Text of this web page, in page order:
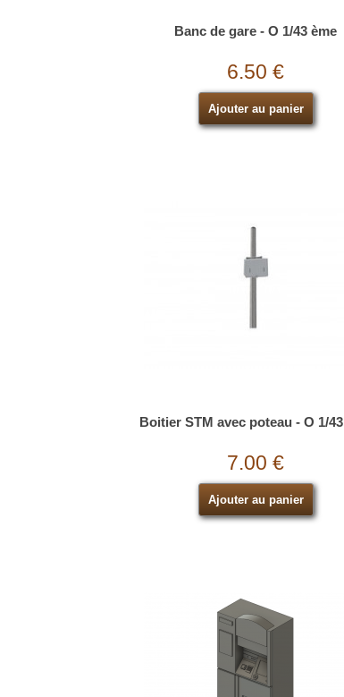
Banc de gare - O 1/43 ème
6.50 €
Ajouter au panier
Boitier STM avec poteau - O 1/
7.00 €
Ajouter au panier